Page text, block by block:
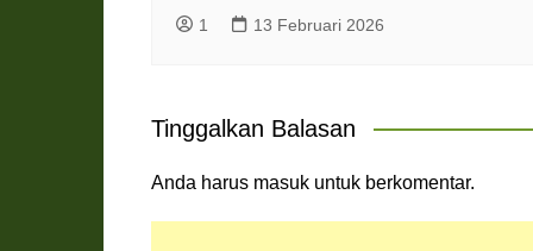
1 13 Februari 2026
Tinggalkan Balasan
Anda harus masuk untuk berkomentar.